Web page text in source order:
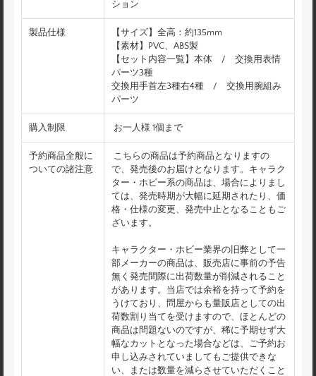
ション
製品仕様
【サイズ】全高：約135mm
【素材】PVC、ABS製
【セット内容一覧】本体 / 交換用表情
パーツ3種
交換用手首左3種右4種 / 交換用腕組み
パーツ
購入制限 お一人様 1個まで
予約商品全般に
ついての諸注意
こちらの商品は予約商品となりますの
で、発売後のお届けとなります。キャラク
ター・ホビー系の商品は、場合によりまし
ては、発売時期が大幅に延期されたり、価
格・仕様の変更、発売中止となることもご
ざいます。
キャラクター・ホビー業界の旧弊として一
部メーカーの商品は、販売店に事前の予告
無く発売間際に出荷数量が削減されること
があります。当店では余裕を持って予約を
うけており、問屋からも量販店としての出
荷数割り当てを受けますので、ほとんどの
商品は問題ないのですが、稀に予期せず大
幅なカットとなった場合などは、ご予約お
申し込みされていましてもご提供できな
い、または数量を減らさせていただくこと